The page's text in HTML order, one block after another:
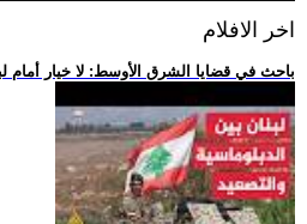
اخر الافلام
.. باحث في قضايا الشرق الأوسط: لا خيار